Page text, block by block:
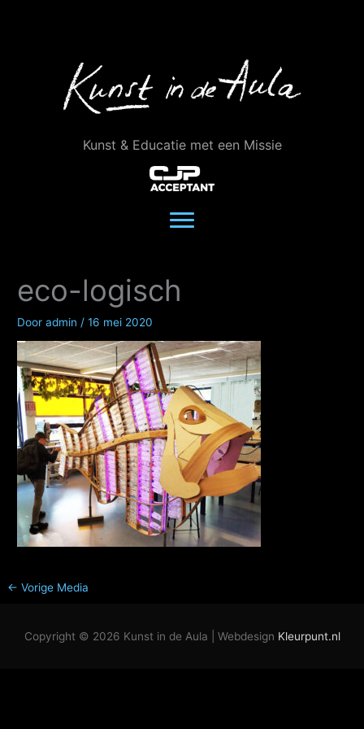
Kunst & Educatie met een Missie
eco-logisch
Dooradmin /16 mei 2020
← Vorige Media
Copyright © 2026 Kunst in de Aula | Webdesign Kleurpunt.nl